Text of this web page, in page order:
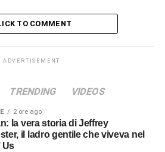
TO COMMENT
ADVERTISEMENT
TRENDING VIDEOS
2 ore ago
il ladro gentile che viveva nel
Us